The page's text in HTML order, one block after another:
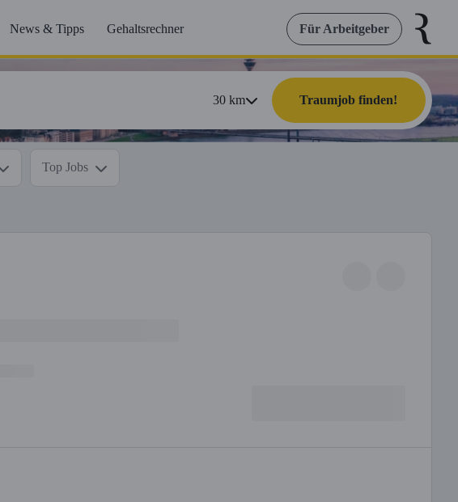
News & Tipps Gehaltsrechner Für Arbeitgeber
30km Traumjob finden!
Top Jobs